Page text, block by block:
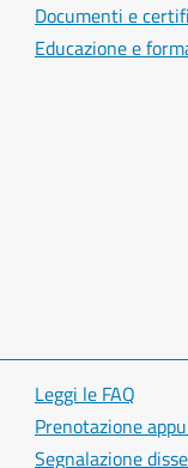
Documenti e
Educazione e
Leggi le FAQ
Prenotazione
Segnalazione